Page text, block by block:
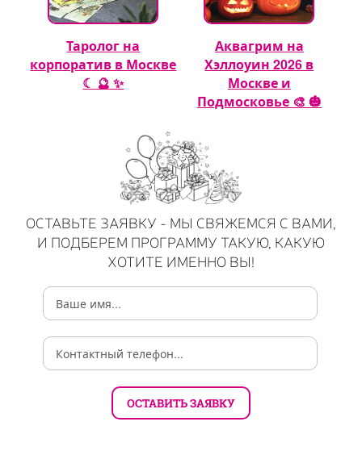
Таролог на
корпоратив в Москве
☾ 🔮 ✨
Аквагрим на
Хэллоуин 2026 в
Москве и
Подмосковье 🎨 🎃
ОСТАВЬТЕ ЗАЯВКУ - МЫ СВЯЖЕМСЯ С ВАМИ,
И ПОДБЕРЕМ ПРОГРАММУ ТАКУЮ, КАКУЮ
ХОТИТЕ ИМЕННО ВЫ!